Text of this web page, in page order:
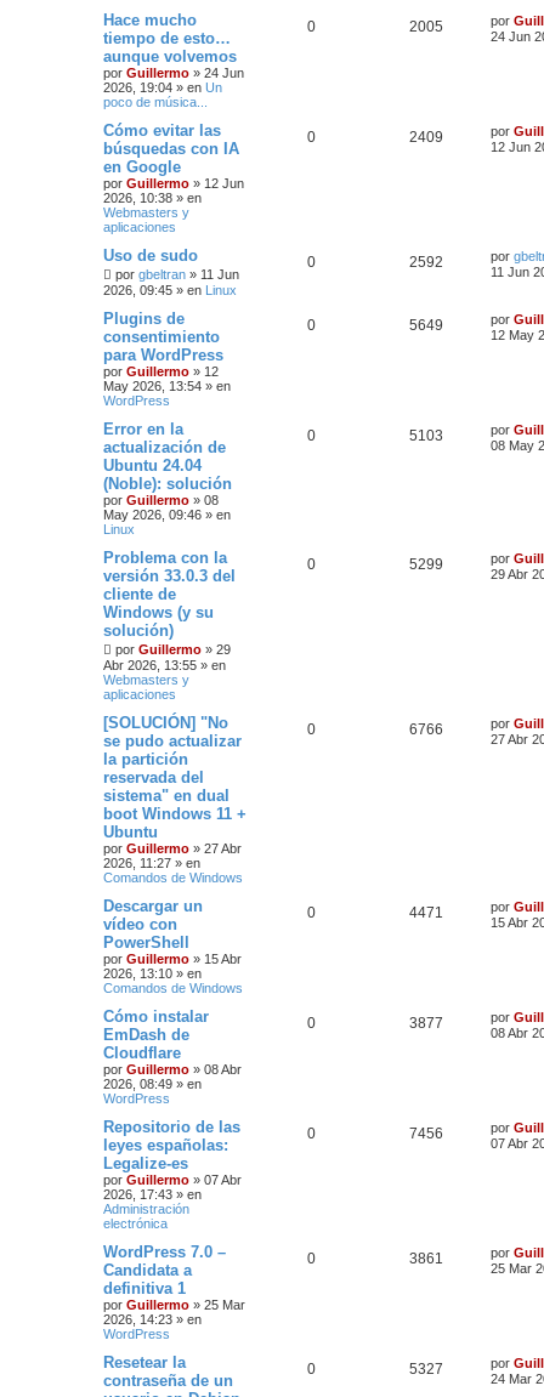
Hace mucho
tiempo de esto…
aunque volvemos
por Guillermo » 24 Jun
2026, 19:04 » en Un
poco de música...
0 2005 por
24 Jun
Cómo evitar las
búsquedas con IA
en Google
por Guillermo » 12 Jun
2026, 10:38 » en
Webmasters y
aplicaciones
0 2409 por
12 Jun
Uso de sudo
por gbeltran » 11 Jun
2026, 09:45 » en Linux
0 2592 por
11 Jun
Plugins de
consentimiento
para WordPress
por Guillermo » 12
May 2026, 13:54 » en
WordPress
0 5649 por
12 May
Error en la
actualización de
Ubuntu 24.04
(Noble): solución
por Guillermo » 08
May 2026, 09:46 » en
Linux
0 5103 por
08 May
Problema con la
versión 33.0.3 del
cliente de
Windows (y su
solución)
por Guillermo » 29
Abr 2026, 13:55 » en
Webmasters y
aplicaciones
0 5299 por
29 Abr
[SOLUCIÓN] "No
se pudo actualizar
la partición
reservada del
sistema" en dual
boot Windows 11 +
Ubuntu
por Guillermo » 27 Abr
2026, 11:27 » en
Comandos de Windows
0 6766 por
27 Abr
Descargar un
vídeo con
PowerShell
por Guillermo » 15 Abr
2026, 13:10 » en
Comandos de Windows
0 4471 por
15 Abr
Cómo instalar
EmDash de
Cloudflare
por Guillermo » 08 Abr
2026, 08:49 » en
WordPress
0 3877 por
08 Abr
Repositorio de las
leyes españolas:
Legalize-es
por Guillermo » 07 Abr
2026, 17:43 » en
Administración
electrónica
0 7456 por
07 Abr
WordPress 7.0 –
Candidata a
definitiva 1
por Guillermo » 25 Mar
2026, 14:23 » en
WordPress
0 3861 por
25 Mar
Resetear la
contraseña de un
0 5327 por
24 Mar